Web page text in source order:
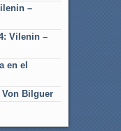
–
Vilenin –
en el
Von Bilguer